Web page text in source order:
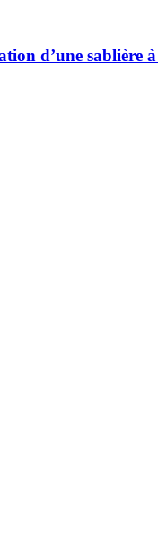
d’une sablière